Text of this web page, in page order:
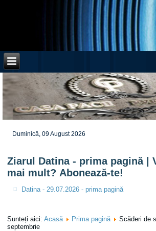
Duminică, 09 August 2026
Ziarul Datina - prima pagină |
mai mult? Abonează-te!
Datina - 29.07.2026 - prima pagină
Sunteți aici:Acasă Prima pagină
Scăderi de
septembrie